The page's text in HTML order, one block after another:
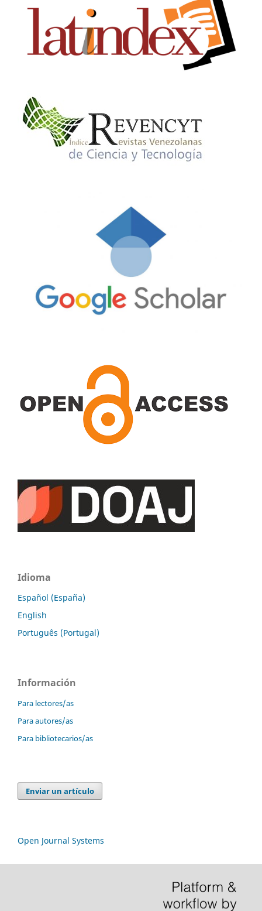
Idioma
Español (España)
English
Português (Portugal)
Información
Para lectores/as
Para autores/as
Para bibliotecarios/as
Enviar un artículo
Open Journal Systems